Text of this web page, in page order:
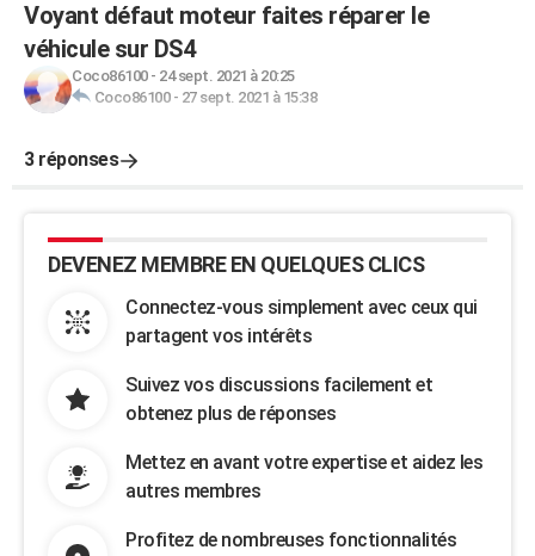
Voyant défaut moteur faites réparer le
véhicule sur DS4
Coco86100- 24 sept. 2021 à 20:25
Coco86100- 27 sept. 2021 à 15:38
3 réponses
DEVENEZ MEMBRE EN QUELQUES CLICS
Connectez-vous simplement avec ceux qui
partagent vos intérêts
Suivez vos discussions facilement et
obtenez plus de réponses
Mettez en avant votre expertise et aidez les
autres membres
Profitez de nombreuses fonctionnalités